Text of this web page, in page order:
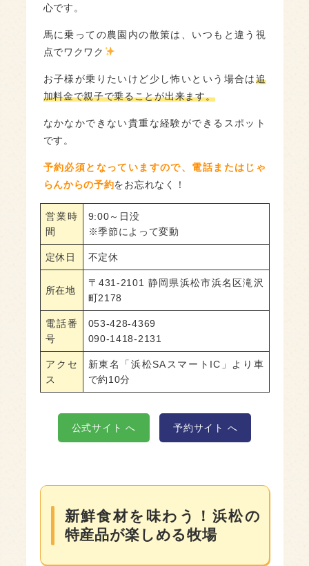
心です。
馬に乗っての農園内の散策は、いつもと違う視
点でワクワク
お子様が乗りたいけど少し怖いという場合は追
加料金で親子で乗ることが出来ます。
なかなかできない貴重な経験ができるスポット
です。
予約必須となっていますので、電話またはじゃ
らんからの予約をお忘れなく！
営業時
間
9:00～日没
※季節によって変動
定休日 不定休
所在地
〒431-2101 静岡県浜松市浜名区滝沢
町2178
電話番
号
053-428-4369
090-1418-2131
アクセ
ス
新東名「浜松SAスマートIC 」 より車
で約10分
公式サイト へ 予約サイト へ
新鮮食材を味わう！浜松の
特産品が楽しめる牧場